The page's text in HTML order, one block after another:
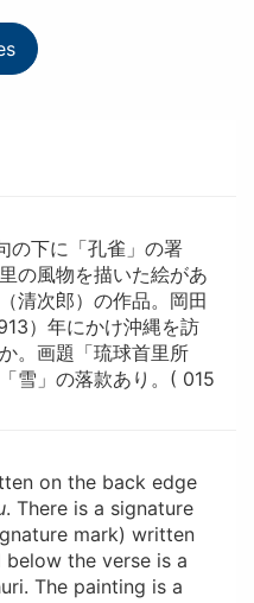
の下に「孔雀」の署
の風物を描いた絵があ
清次郎）の作品。岡田
）年にかけ沖縄を訪
。画題「琉球首里所
雪」の落款あり。( 015
on the back edge
. There is a signature
mark) written
the verse is a
The painting is a